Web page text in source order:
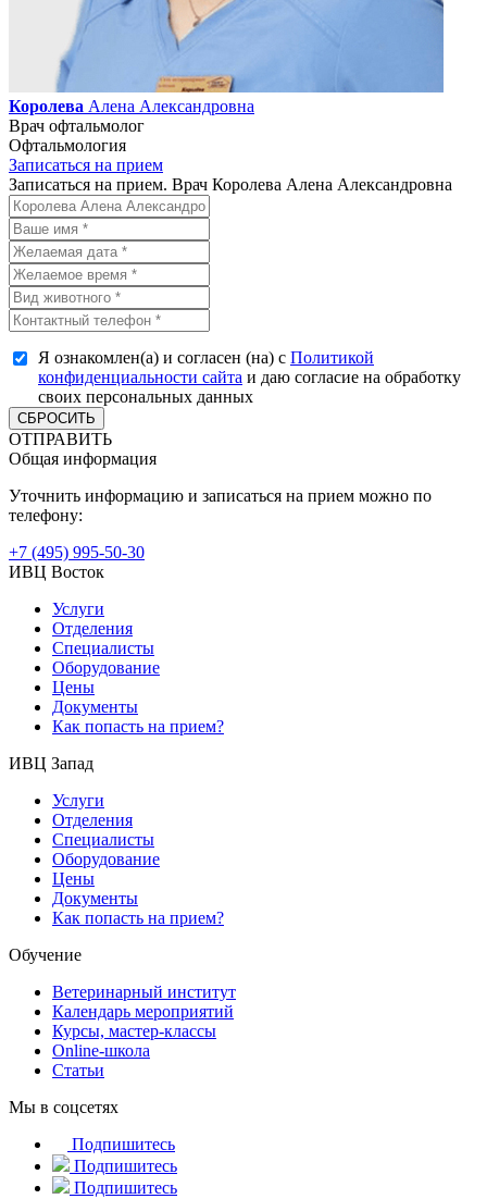
Королева Алена Александровна
Врач офтальмолог
Офтальмология
Записаться на прием
Записаться на прием. Врач Королева Алена Александровна
Я ознакомлен(а) и согласен (на) с Политикой
конфиденциальности сайта и даю согласие на обработку
своих персональных данных
СБРОСИТЬ
ОТПРАВИТЬ
Общая информация
Уточнить информацию и записаться на прием можно по
телефону:
+7 (495) 995-50-30
ИВЦ Восток
Услуги
Отделения
Специалисты
Оборудование
Цены
Документы
Как попасть на прием?
ИВЦ Запад
Услуги
Отделения
Специалисты
Оборудование
Цены
Документы
Как попасть на прием?
Обучение
Ветеринарный институт
Календарь мероприятий
Курсы, мастер-классы
Online-школа
Статьи
Мы в соцсетях
Подпишитесь
Подпишитесь
Подпишитесь